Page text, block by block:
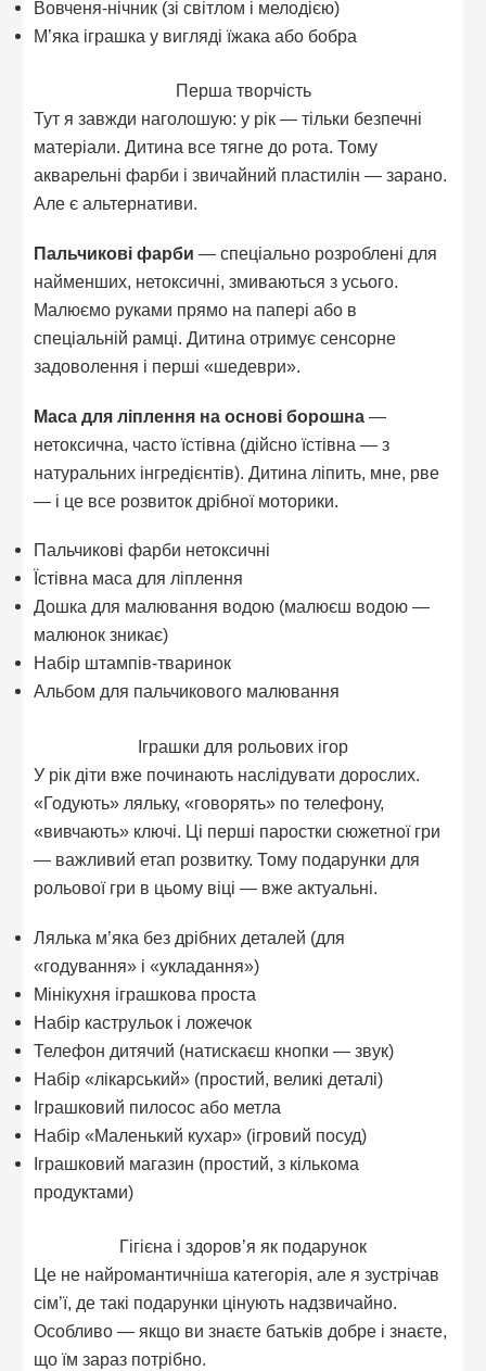
Вовченя-нічник (зі світлом і мелодією)
М’яка іграшка у вигляді їжака або бобра
Перша творчість
Тут я завжди наголошую: у рік — тільки безпечні
матеріали. Дитина все тягне до рота. Тому
акварельні фарби і звичайний пластилін — зарано.
Але є альтернативи.
Пальчикові фарби — спеціально розроблені для
найменших, нетоксичні, змиваються з усього.
Малюємо руками прямо на папері або в
спеціальній рамці. Дитина отримує сенсорне
задоволення і перші «шедеври».
Маса для ліплення на основі борошна —
нетоксична, часто їстівна (дійсно їстівна — з
натуральних інгредієнтів). Дитина ліпить, мне, рве
— і це все розвиток дрібної моторики.
Пальчикові фарби нетоксичні
Їстівна маса для ліплення
Дошка для малювання водою (малюєш водою —
малюнок зникає)
Набір штампів-тваринок
Альбом для пальчикового малювання
Іграшки для рольових ігор
У рік діти вже починають наслідувати дорослих.
«Годують» ляльку, «говорять» по телефону,
«вивчають» ключі. Ці перші паростки сюжетної гри
— важливий етап розвитку. Тому подарунки для
рольової гри в цьому віці — вже актуальні.
Лялька м’яка без дрібних деталей (для
«годування» і «укладання»)
Мінікухня іграшкова проста
Набір каструльок і ложечок
Телефон дитячий (натискаєш кнопки — звук)
Набір «лікарський» (простий, великі деталі)
Іграшковий пилосос або метла
Набір «Маленький кухар» (ігровий посуд)
Іграшковий магазин (простий, з кількома
продуктами)
Гігієна і здоров’я як подарунок
Це не найромантичніша категорія, але я зустрічав
сім’ї, де такі подарунки цінують надзвичайно.
Особливо — якщо ви знаєте батьків добре і знаєте,
що їм зараз потрібно.